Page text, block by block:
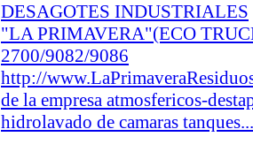
DESAGOTES INDUSTRIALES
"LA PRIMAVERA"(ECO
2700/9082/9086
http://
de la empresa atmosfericos-
hidrolavado de camaras tanques...